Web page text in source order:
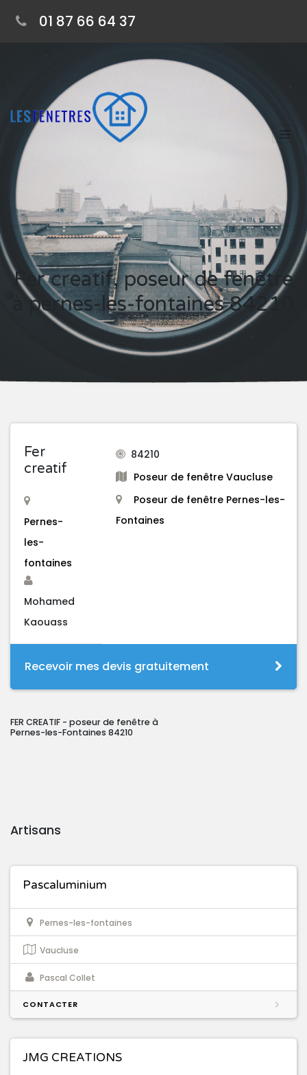
01 87 66 64 37
Fer creatif, poseur de fenêtre
à pernes-les-fontaines 84210
Fer
creatif
Pernes-
les-
fontaines
Mohamed
Kaouass
84210
Poseur de fenêtre Vaucluse
Poseur de fenêtre Pernes-les-
Fontaines
Recevoir mes devis gratuitement
FER CREATIF - poseur de fenêtre à
Pernes-les-Fontaines 84210
Artisans
Pascaluminium
Pernes-les-fontaines
Vaucluse
Pascal Collet
CONTACTER
JMG CREATIONS